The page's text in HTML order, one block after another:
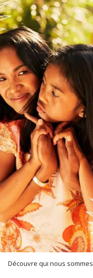
Découvre qui nous sommes